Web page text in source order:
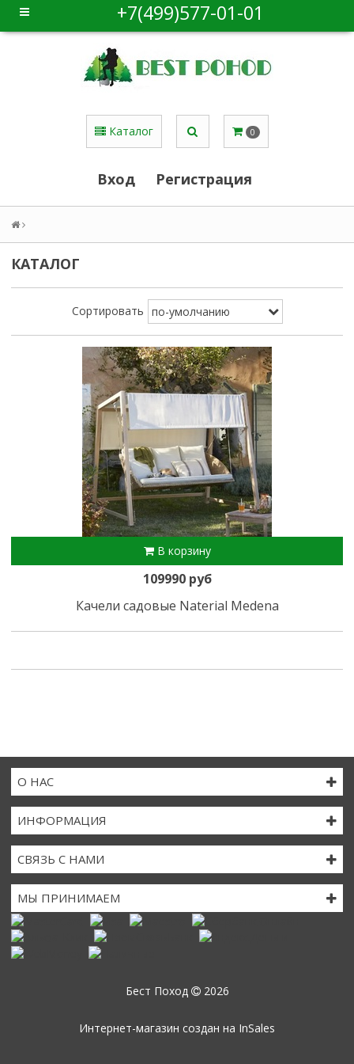
+7(499)577-01-01
Каталог 0
Вход Регистрация
КАТАЛОГ
Сортировать
В корзину
109990 руб
Качели садовые Naterial Medena
О НАС
ИНФОРМАЦИЯ
СВЯЗЬ С НАМИ
МЫ ПРИНИМАЕМ
Бест Поход 2026
Интернет-магазин создан на InSales